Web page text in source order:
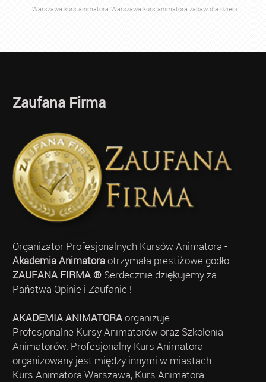
Warszawa kurs animatora Warszawa kurs animatora zabaw dla dzieci
Zaufana Firma
Organizator Profesjonalnych Kursów Animatora -
Akademia Animatoraotrzymała prestiżowe godło
ZAUFANA FIRMA ®Serdecznie dziękujemy za
Państwa Opinie i Zaufanie !
AKADEMIA ANIMATORAorganizuje
Profesjonalne Kursy Animatorów oraz Szkolenia
Animatorów. Profesjonalny Kurs Animatora
organizowany jest między innymi w miastach:
Kurs Animatora Warszawa, Kurs Animatora